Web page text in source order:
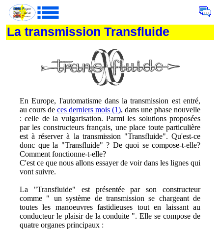
La transmission Transfluide
En Europe, l'automatisme dans la transmission est entré,
au cours de ces derniers mois (1), dans une phase nouvelle
: celle de la vulgarisation. Parmi les solutions proposées
par les constructeurs français, une place toute particulière
est à réserver à la transmission "Transfluide". Qu'est-ce
donc que la "Transfluide" ? De quoi se compose-t-elle?
Comment fonctionne-t-elle?
C'est ce que nous allons essayer de voir dans les lignes qui
vont suivre.
La "Transfluide" est présentée par son constructeur
comme " un système de transmission se chargeant de
toutes les manoeuvres fastidieuses tout en laissant au
conducteur le plaisir de la conduite ". Elle se compose de
quatre organes principaux :